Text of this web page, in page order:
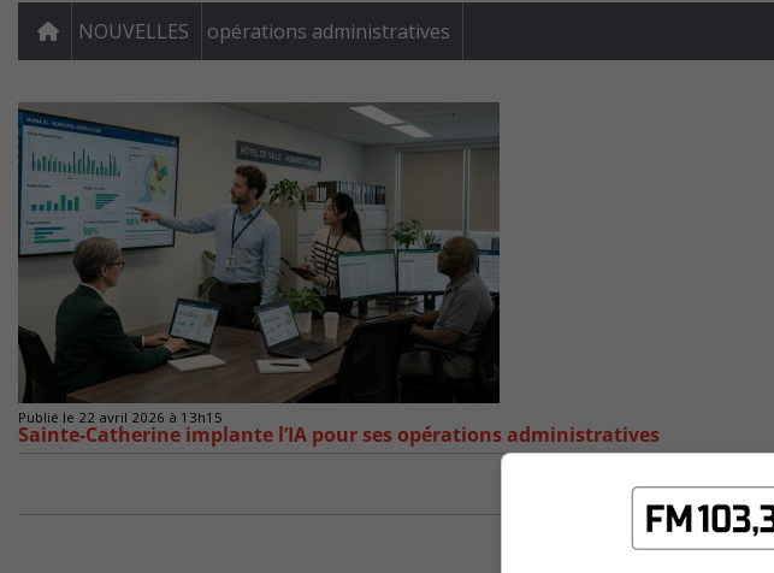
NOUVELLES opérations administratives
Publié le 22 avril 2026 à 13h15
Sainte-Catherine implante l’IA pour ses opérations administratives